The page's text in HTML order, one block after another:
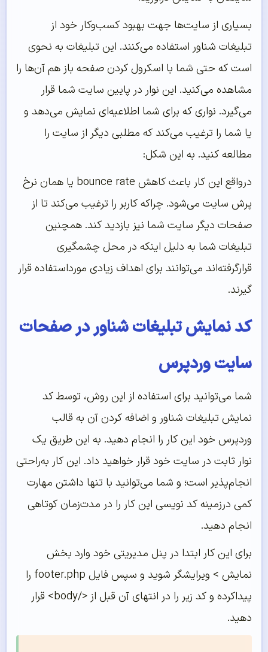
بسیاری از سایت‌ها جهت بهبود کسب‌وکار خود از
تبلیغات شناور استفاده می‌کنند. این تبلیغات به نحوی
است که حتی شما با اسکرول کردن صفحه باز هم آن‌ها را
مشاهده می‌کنید. این نوار در پایین سایت شما قرار
می‌گیرد. نواری که برای شما اطلاعیه‌ای نمایش می‌دهد و
یا شما را ترغیب می‌کند که مطلبی دیگر از سایت را
مطالعه کنید. به این شکل:
درواقع این کار باعث کاهش bounce rate یا همان نرخ
پرش سایت می‌شود. چراکه کاربر را ترغیب می‌کند تا از
صفحات دیگر سایت شما نیز بازدید کند. همچنین
تبلیغات شما به دلیل اینکه در محل چشمگیری
قرارگرفته‌اند می‌توانند برای اهداف زیادی مورداستفاده قرار
گیرند.
کد نمایش تبلیغات شناور در صفحات
سایت وردپرس
شما می‌توانید برای استفاده از این روش، توسط کد
نمایش تبلیغات شناور و اضافه کردن آن به قالب
وردپرس خود این کار را انجام دهید. به این طریق یک
نوار ثابت در سایت خود قرار خواهید داد. این کار به‌راحتی
انجام‌پذیر است؛ و شما می‌توانید با تنها داشتن مهارت
کمی درزمینه کد نویسی این کار را در مدت‌زمان کوتاهی
انجام دهید.
برای این کار ابتدا در پنل مدیریتی خود وارد بخش
نمایش > ویرایشگر شوید و سپس فایل footer.php را
پیداکرده و کد زیر را در انتهای آن قبل از </body> قرار
دهید.